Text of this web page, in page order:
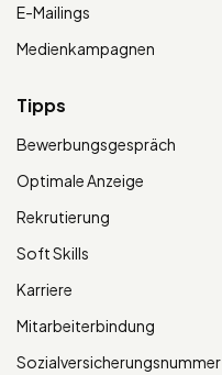
E-Mailings
Medienkampagnen
Tipps
Bewerbungsgespräch
Optimale Anzeige
Rekrutierung
Soft Skills
Karriere
Mitarbeiterbindung
Sozialversicherungsnummer